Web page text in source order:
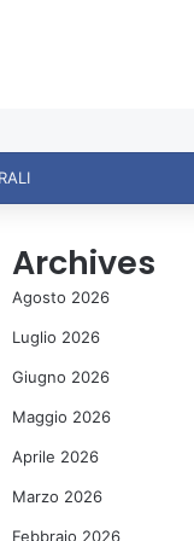
Archives
Agosto 2026
Luglio 2026
Giugno 2026
Maggio 2026
Aprile 2026
Marzo 2026
Febbraio 2026